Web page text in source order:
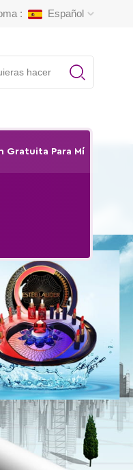
: Español
Gratuita Para Mí